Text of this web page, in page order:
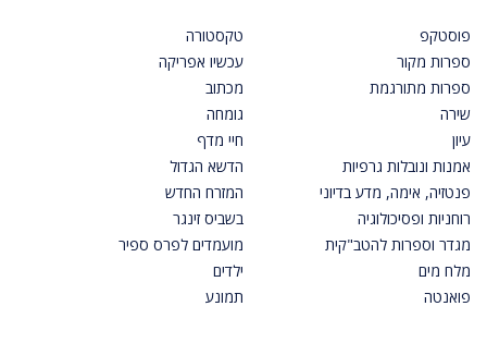
פוסטקפ
ספרות מקור
ספרות מתורגמת
שירה
עיון
אמנות ונובלות גרפיות
פנטזיה, אימה, מדע בדיוני
רוחניות ופסיכולוגיה
מגדר וספרות להטב"קית
מלח מים
פואנטה
טקסטורה
עכשיו אפריקה
מכתוב
גומחה
חיי מדף
הדשא הגדול
המזרח החדש
בשביס זינגר
מועמדים לפרס ספיר
ילדים
תמונע